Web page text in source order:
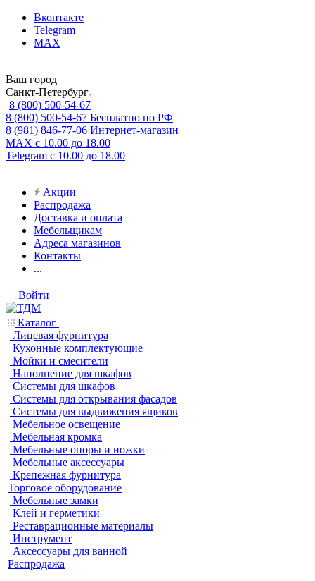
Вконтакте
Telegram
MAX
Ваш город
Санкт-Петербург
8 (800) 500-54-67
8 (800) 500-54-67 Бесплатно по РФ
8 (981) 846-77-06 Интернет-магазин
MAX с 10.00 до 18.00
Telegram с 10.00 до 18.00
Акции
Распродажа
Доставка и оплата
Мебельщикам
Адреса магазинов
Контакты
...
Войти
Каталог
Лицевая фурнитура
Кухонные комплектующие
Мойки и смесители
Наполнение для шкафов
Системы для шкафов
Системы для открывания фасадов
Системы для выдвижения ящиков
Мебельное освещение
Мебельная кромка
Мебельные опоры и ножки
Мебельные аксессуары
Крепежная фурнитура
Торговое оборудование
Мебельные замки
Клей и герметики
Реставрационные материалы
Инструмент
Аксессуары для ванной
Распродажа